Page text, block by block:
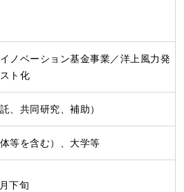
ノベーション基金事業／洋上風力発
ト化
、共同研究、補助）
等を含む）、大学等
下旬